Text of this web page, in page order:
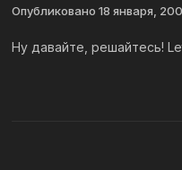
Опубликовано 18 января,
Ну давайте, решайтесь!